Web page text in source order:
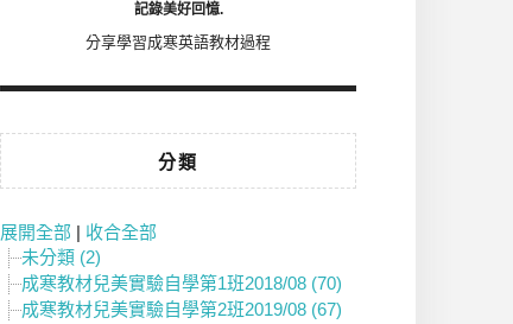
記錄美好回憶.
分享學習成寒英語教材過程
分類
展開全部 | 收合全部
未分類 (2)
成寒教材兒美實驗自學第1班2018/08 (70)
成寒教材兒美實驗自學第2班2019/08 (67)